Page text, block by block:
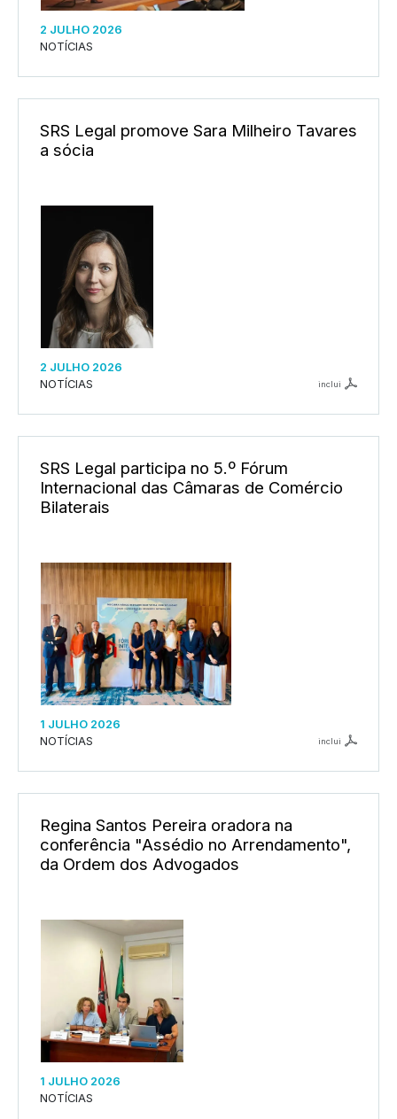
2 JULHO 2026
NOTÍCIAS
SRS Legal promove Sara Milheiro Tavares
a sócia
2 JULHO 2026
NOTÍCIAS
inclui
SRS Legal participa no 5.º Fórum
Internacional das Câmaras de Comércio
Bilaterais
1 JULHO 2026
NOTÍCIAS
inclui
Regina Santos Pereira oradora na
conferência "Assédio no Arrendamento",
da Ordem dos Advogados
1 JULHO 2026
NOTÍCIAS